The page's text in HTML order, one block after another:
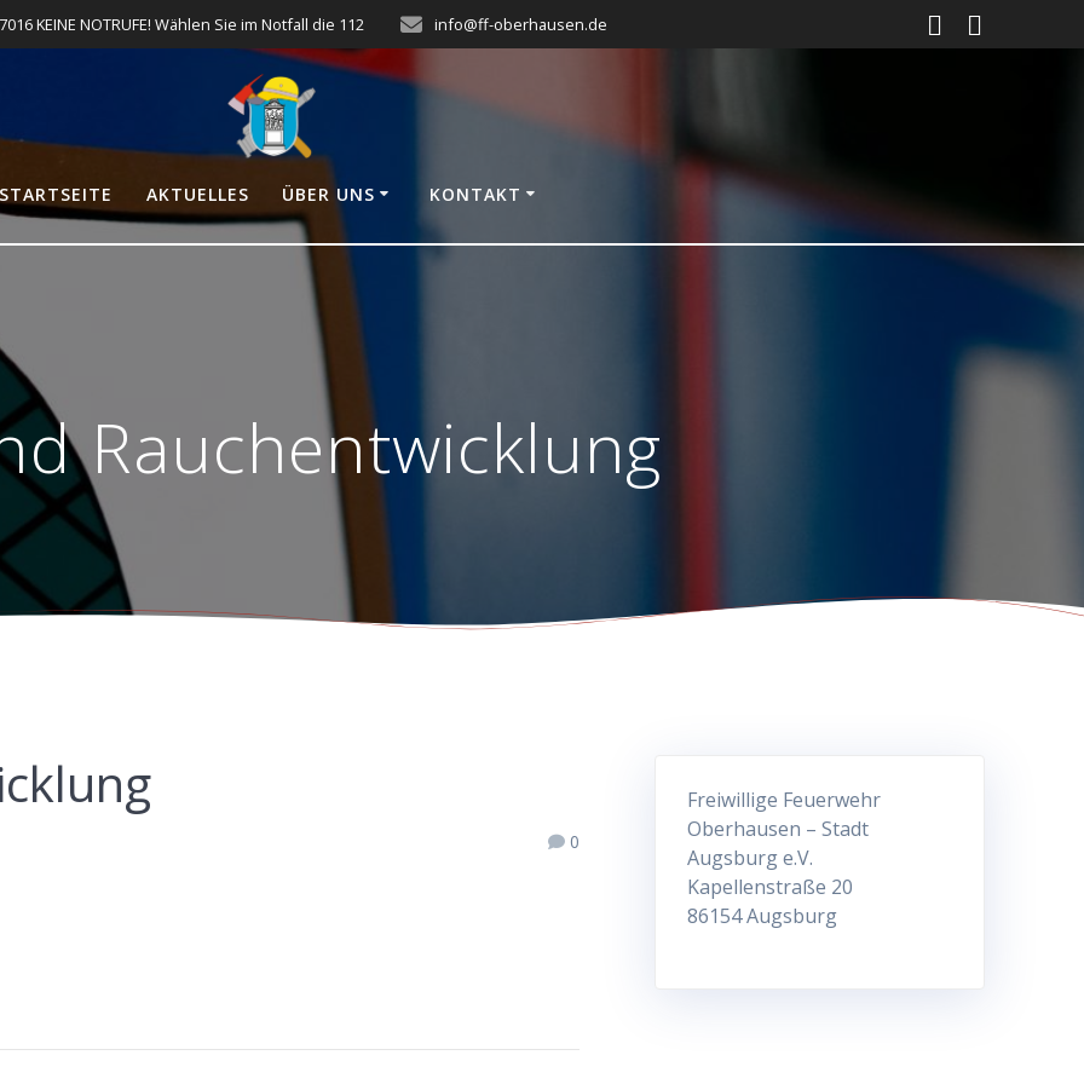
KEINE NOTRUFE! Wählen Sie im Notfall die 112 info@ff-oberhausen.de
STARTSEITE AKTUELLES ÜBER UNS KONTAKT
Rauchentwicklung
0
Freiwillige Feuerwehr
Oberhausen – Stadt
Augsburg e.V.
Kapellenstraße 20
86154 Augsburg